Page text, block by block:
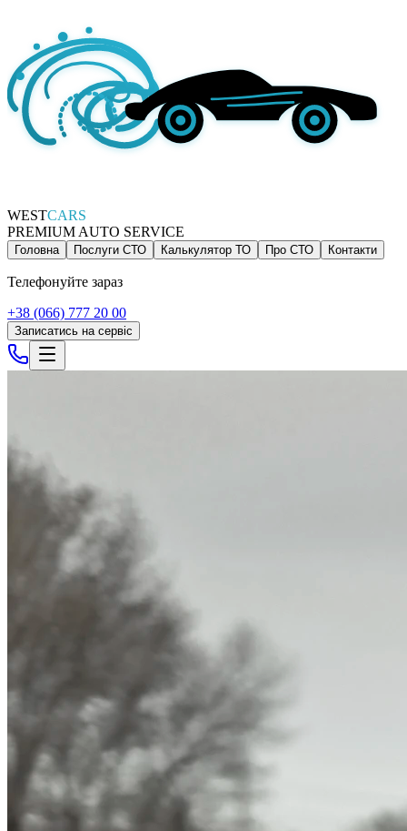
WESTCARS
PREMIUM AUTO SERVICE
Головна Послуги СТО Калькулятор ТО Про СТО Контакти
Телефонуйте зараз
+38 (066) 777 20 00
Записатись на сервіс